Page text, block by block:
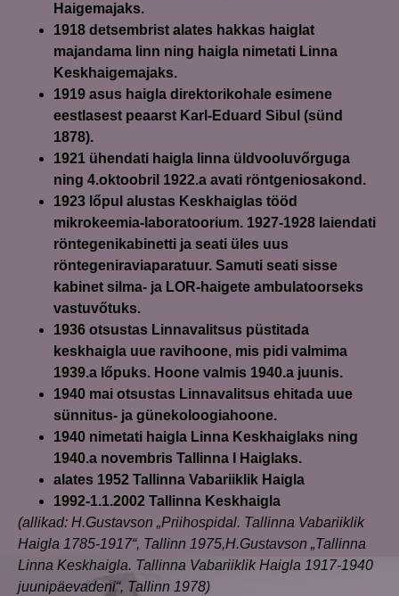
Haigemajaks.
1918 detsembrist alates hakkas haiglat
majandama linn ning haigla nimetati Linna
Keskhaigemajaks.
1919 asus haigla direktorikohale esimene
eestlasest peaarst Karl-Eduard Sibul (sünd
1878).
1921 ühendati haigla linna üldvooluvőrguga
ning 4.oktoobril 1922.a avati röntgeniosakond.
1923 lőpul alustas Keskhaiglas tööd
mikrokeemia-laboratoorium. 1927-1928 laiendati
röntegenikabinetti ja seati üles uus
röntegeniraviaparatuur. Samuti seati sisse
kabinet silma- ja LOR-haigete ambulatoorseks
vastuvőtuks.
1936 otsustas Linnavalitsus püstitada
keskhaigla uue ravihoone, mis pidi valmima
1939.a lőpuks. Hoone valmis 1940.a juunis.
1940 mai otsustas Linnavalitsus ehitada uue
sünnitus- ja günekoloogiahoone.
1940 nimetati haigla Linna Keskhaiglaks ning
1940.a novembris Tallinna I Haiglaks.
alates 1952 Tallinna Vabariiklik Haigla
1992-1.1.2002 Tallinna Keskhaigla
(allikad: H.Gustavson „Priihospidal. Tallinna Vabariiklik
Haigla 1785-1917“, Tallinn 1975,H.Gustavson „Tallinna
Linna Keskhaigla. Tallinna Vabariiklik Haigla 1917-1940
juunipäevadeni“, Tallinn 1978)